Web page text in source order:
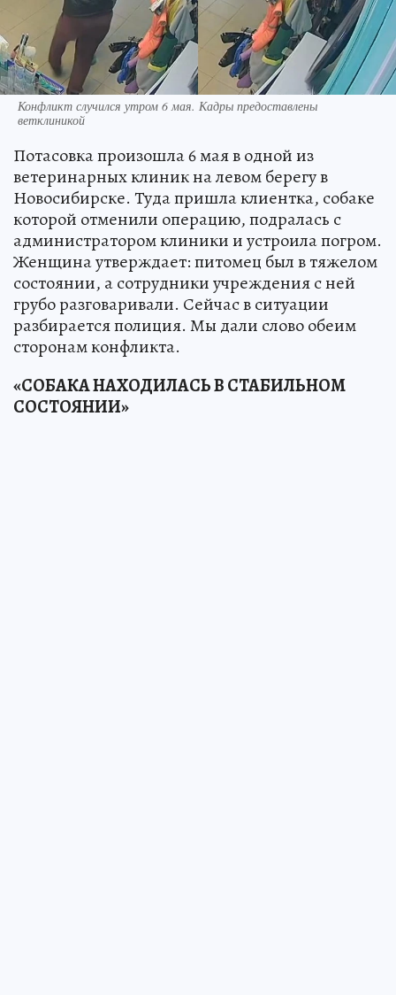
Конфликт случился утром 6 мая. Кадры предоставлены
ветклиникой
Потасовка произошла 6 мая в одной из
ветеринарных клиник на левом берегу в
Новосибирске. Туда пришла клиентка, собаке
которой отменили операцию, подралась с
администратором клиники и устроила погром.
Женщина утверждает: питомец был в тяжелом
состоянии, а сотрудники учреждения с ней
грубо разговаривали. Сейчас в ситуации
разбирается полиция. Мы дали слово обеим
сторонам конфликта.
«СОБАКА НАХОДИЛАСЬ В СТАБИЛЬНОМ
СОСТОЯНИИ»